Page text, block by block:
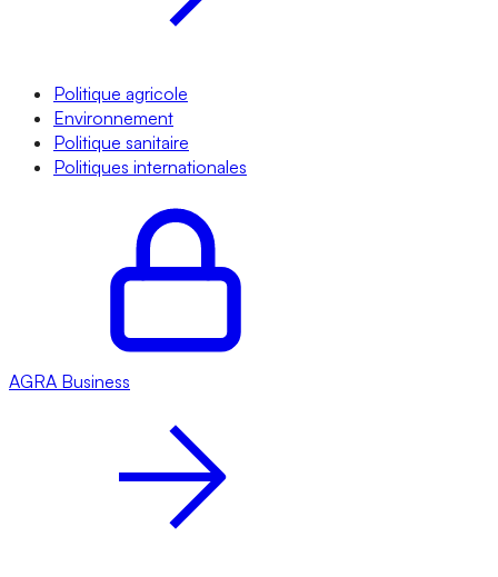
Politique agricole
Environnement
Politique sanitaire
Politiques internationales
AGRA Business